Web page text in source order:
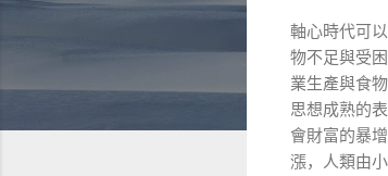
軸心時代可
物不足與受
業生產與食
思想成熟的
會財富的暴
漲，人類由